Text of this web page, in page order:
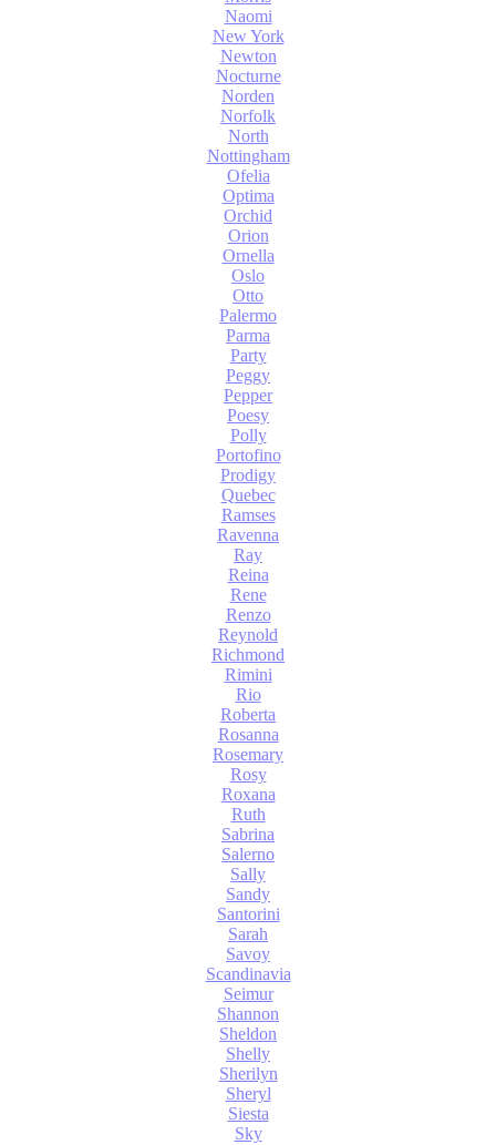
Naomi
New York
Newton
Nocturne
Norden
Norfolk
North
Nottingham
Ofelia
Optima
Orchid
Orion
Ornella
Oslo
Otto
Palermo
Parma
Party
Peggy
Pepper
Poesy
Polly
Portofino
Prodigy
Quebec
Ramses
Ravenna
Ray
Reina
Rene
Renzo
Reynold
Richmond
Rimini
Rio
Roberta
Rosanna
Rosemary
Rosy
Roxana
Ruth
Sabrina
Salerno
Sally
Sandy
Santorini
Sarah
Savoy
Scandinavia
Seimur
Shannon
Sheldon
Shelly
Sherilyn
Sheryl
Siesta
Sky